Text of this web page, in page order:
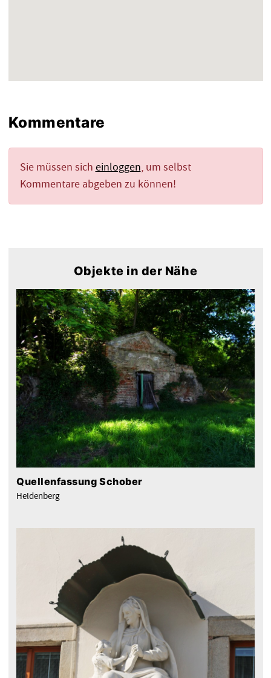
Kommentare
Sie müssen sich einloggen, um selbst
Kommentare abgeben zu können!
Objekte in der Nähe
Quellenfassung Schober
Heldenberg